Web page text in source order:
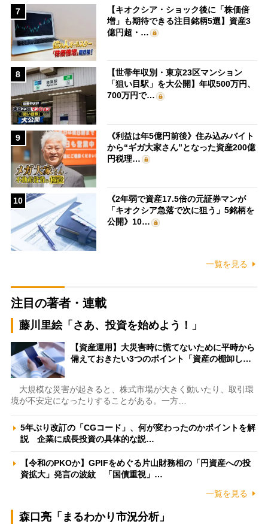
7
【キオクシア・ショック後に「株価倍
増」も期待できる注目銘柄5選】資産3
億円超・…
8
【世帯年収別・東京23区マンション
「狙い目駅」を大公開】年収500万円、
700万円で…
9
《利益は年5億円前後》住み込みバイト
から“ギガ大家さん”となった資産200億
円税理…
10
《2年弱で資産17.5倍の元証券マンが
「キオクシア急落で次に狙う」5銘柄を
公開》10…
一覧を見る
注目の著者・連載
藤川里絵「さあ、投資を始めよう！」
【資産運用】大災害時に慌てないために平時から
備えておきたい3つのポイント「資産の棚卸し…
大規模な災害が起きると、株式市場が大きく動いたり、取引環
境が不安定になったりすることがある。一方…
5年ぶり改訂の「CGコード」、何が変わったのかポイントを解
説 企業に成長投資の具体的な説…
【令和のPKOか】GPIFをめぐる片山財務相の「円資産への投
資拡大」発言の波紋 「国債重視」…
一覧を見る
森口亮「まるわかり市況分析」